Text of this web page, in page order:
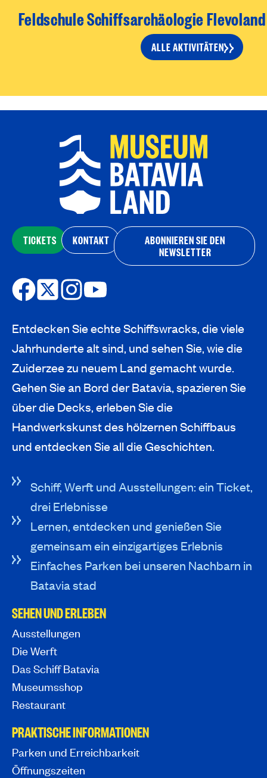
Feldschule Schiffsarchäologie
ALLE AKTIVITÄTEN
TICKETS KONTAKT
ABONNIEREN SIE DEN
NEWSLETTER
Entdecken Sie echte Schiffswracks, die viele
Jahrhunderte alt sind, und sehen Sie, wie die
Zuiderzee zu neuem Land gemacht wurde.
Gehen Sie an Bord der Batavia, spazieren Sie
über die Decks, erleben Sie die
Handwerkskunst des hölzernen Schiffbaus
und entdecken Sie all die Geschichten.
Schiff, Werft und Ausstellungen: ein Ticket,
drei Erlebnisse
Lernen, entdecken und genießen Sie
gemeinsam ein einzigartiges Erlebnis
Einfaches Parken bei unseren Nachbarn in
Batavia stad
SEHEN UND ERLEBEN
Ausstellungen
Die Werft
Das Schiff Batavia
Museumsshop
Restaurant
PRAKTISCHE INFORMATIONEN
Parken und Erreichbarkeit
Öffnungszeiten